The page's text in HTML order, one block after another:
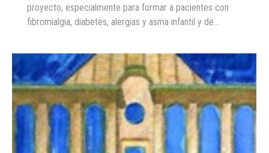
proyecto, especialmente para formar a pacientes con
fibromialgia, diabetes, alergias y asma infantil y de…